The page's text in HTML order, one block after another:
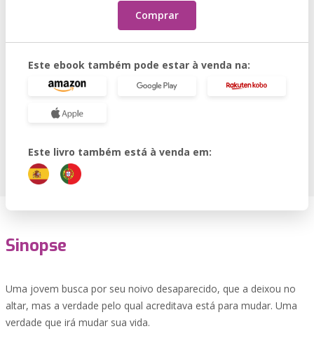
Comprar
Este ebook também pode estar à venda na:
Este livro também está à venda em:
Sinopse
Uma jovem busca por seu noivo desaparecido, que a deixou no
altar, mas a verdade pelo qual acreditava está para mudar. Uma
verdade que irá mudar sua vida.